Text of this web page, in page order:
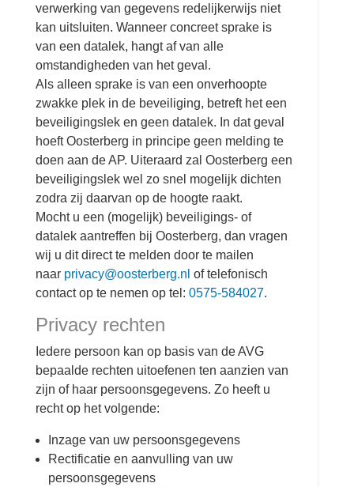
verwerking van gegevens redelijkerwijs niet
kan uitsluiten. Wanneer concreet sprake is
van een datalek, hangt af van alle
omstandigheden van het geval.
Als alleen sprake is van een onverhoopte
zwakke plek in de beveiliging, betreft het een
beveiligingslek en geen datalek. In dat geval
hoeft Oosterberg in principe geen melding te
doen aan de AP. Uiteraard zal Oosterberg een
beveiligingslek wel zo snel mogelijk dichten
zodra zij daarvan op de hoogte raakt.
Mocht u een (mogelijk) beveiligings- of
datalek aantreffen bij Oosterberg, dan vragen
wij u dit direct te melden door te mailen
naar privacy@oosterberg.nl of telefonisch
contact op te nemen op tel: 0575-584027.
Privacy rechten
Iedere persoon kan op basis van de AVG
bepaalde rechten uitoefenen ten aanzien van
zijn of haar persoonsgegevens. Zo heeft u
recht op het volgende:
Inzage van uw persoonsgegevens
Rectificatie en aanvulling van uw
persoonsgegevens